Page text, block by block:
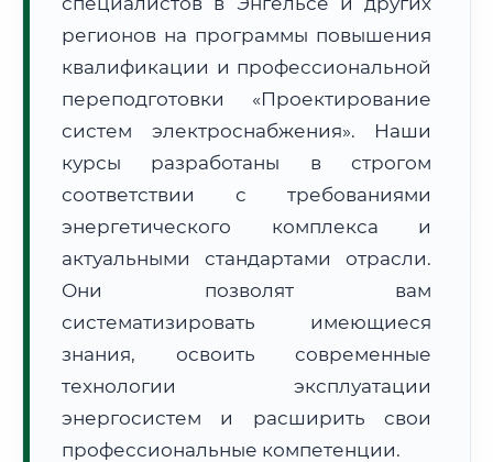
Расчет логистики оригиналов:
• Маршрут транзита:~2 452 км
4–6 рабочих дней
📜 Документы и аккредитация
регионов на программы повышения
квалификации и профессиональной
переподготовки «Проектирование
систем электроснабжения». Наши
курсы разработаны в строгом
соответствии с требованиями
энергетического комплекса и
актуальными стандартами отрасли.
Они позволят вам
систематизировать имеющиеся
знания, освоить современные
технологии эксплуатации
энергосистем и расширить свои
профессиональные компетенции.